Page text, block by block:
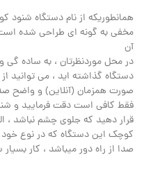
همانطوریکه از نام دستگاه
مخفی به گونه ای طراحی شده است
آن
در محل موردنظرتان ، به ساده
دستگاه گذاشته اید ، می توانید
صورت همزمان (آنلاین) و واضح
فقط کافی است دقت فرمایید و
قرار دهید که جلوی چشم نباشد ،
کوچک این دستگاه که در نوع خود
صدا از راه دور میباشد ، کار